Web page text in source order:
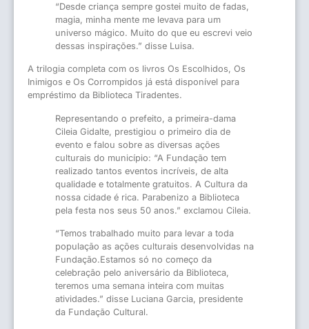
“Desde criança sempre gostei muito de fadas,
magia, minha mente me levava para um
universo mágico. Muito do que eu escrevi veio
dessas inspirações.” disse Luisa.
A trilogia completa com os livros Os Escolhidos, Os
Inimigos e Os Corrompidos já está disponível para
empréstimo da Biblioteca Tiradentes.
Representando o prefeito, a primeira-dama
Cileia Gidalte, prestigiou o primeiro dia de
evento e falou sobre as diversas ações
culturais do município: “A Fundação tem
realizado tantos eventos incríveis, de alta
qualidade e totalmente gratuitos. A Cultura da
nossa cidade é rica. Parabenizo a Biblioteca
pela festa nos seus 50 anos.” exclamou Cileia.
“Temos trabalhado muito para levar a toda
população as ações culturais desenvolvidas na
Fundação.Estamos só no começo da
celebração pelo aniversário da Biblioteca,
teremos uma semana inteira com muitas
atividades.” disse Luciana Garcia, presidente
da Fundação Cultural.